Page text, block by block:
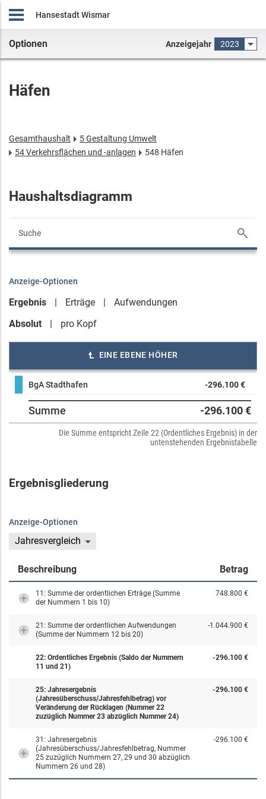
Hansestadt Wismar
Optionen Anzeigejahr 2023
Häfen
Gesamthaushalt
5 Gestaltung Umwelt
54 Verkehrsflächen und -anlagen
548 Häfen
Haushaltsdiagramm
Anzeige-Optionen
Ergebnis Erträge
Aufwendungen
Absolut
pro Kopf
EINE EBENE HÖHER
BgA Stadthafen -296.100 €
Summe -296.100 €
Die Summe entspricht Zeile 22 (Ordentliches Ergebnis) in der
untenstehenden Ergebnistabelle
Ergebnisgliederung
Anzeige-Optionen
Jahresvergleich
Beschreibung Betrag
11: Summe der ordentlichen Erträge (Summe
der Nummern 1 bis 10)
748.800 €
21: Summe der ordentlichen Aufwendungen
(Summe der Nummern 12 bis 20)
-1.044.900 €
22: Ordentliches Ergebnis (Saldo der Nummern
11 und 21)
-296.100 €
25: Jahresergebnis
(Jahresüberschuss/Jahresfehlbetrag) vor
Veränderung der Rücklagen (Nummer 22
zuzüglich Nummer 23 abzüglich Nummer 24)
-296.100 €
31: Jahresergebnis
(Jahresüberschuss/Jahresfehlbetrag, Nummer
25 zuzüglich Nummern 27, 29 und 30 abzüglich
Nummern 26 und 28)
-296.100 €